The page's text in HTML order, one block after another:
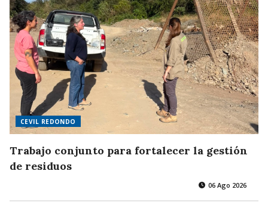
CEVIL REDONDO
Trabajo conjunto para fortalecer la gestión
de residuos
06 Ago 2026